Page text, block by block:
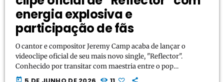
energia explosiva e
participação de fãs
O cantor e compositor Jeremy Camp acaba de lançar o
videoclipe oficial de seu mais novo single, "Reflector".
Conhecido por transitar com maestria entre o pop
contemporâneo e o rock de arena, o artista norte-americano
today